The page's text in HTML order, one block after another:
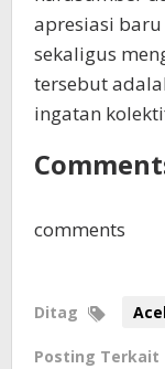
apresiasi
sekaligus
tersebut
ingatan
comments
Ditag
Posting Terkait